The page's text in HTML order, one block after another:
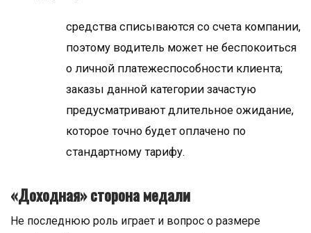
средства списываются со счета компании,
поэтому водитель может не беспокоиться
о личной платежеспособности клиента;
заказы данной категории зачастую
предусматривают длительное ожидание,
которое точно будет оплачено по
стандартному тарифу.
«Доходная» сторона медали
Не последнюю роль играет и вопрос о размере